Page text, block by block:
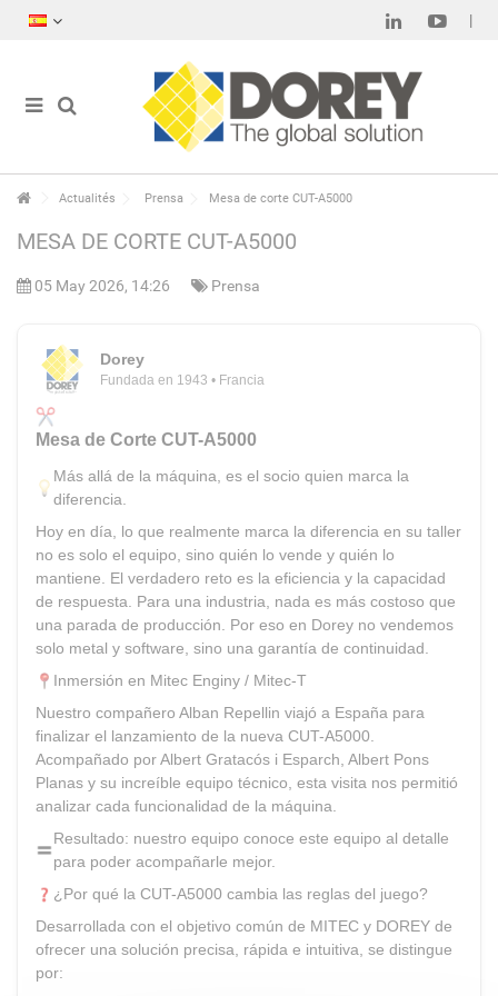
Actualités Prensa Mesa de corte CUT-A5000
MESA DE CORTE CUT-A5000
05 May 2026, 14:26 Prensa
Dorey
Fundada en 1943 • Francia
Mesa de Corte CUT-A5000
Más allá de la máquina, es el socio quien marca la
diferencia.
Hoy en día, lo que realmente marca la diferencia en su taller
no es solo el equipo, sino quién lo vende y quién lo
mantiene. El verdadero reto es la eficiencia y la capacidad
de respuesta. Para una industria, nada es más costoso que
una parada de producción. Por eso en Dorey no vendemos
solo metal y software, sino una garantía de continuidad.
Inmersión en Mitec Enginy / Mitec-T
Nuestro compañero Alban Repellin viajó a España para
finalizar el lanzamiento de la nueva CUT-A5000.
Acompañado por Albert Gratacós i Esparch, Albert Pons
Planas y su increíble equipo técnico, esta visita nos permitió
analizar cada funcionalidad de la máquina.
Resultado: nuestro equipo conoce este equipo al detalle
para poder acompañarle mejor.
¿Por qué la CUT-A5000 cambia las reglas del juego?
Desarrollada con el objetivo común de MITEC y DOREY de
ofrecer una solución precisa, rápida e intuitiva, se distingue
por: